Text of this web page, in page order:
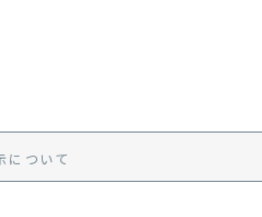
について